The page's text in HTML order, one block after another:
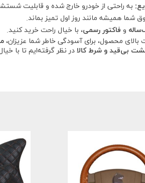
به راحتی از خودرو خارج شده و قابلیت
شما همیشه مانند روز اول تمیز بماند.
و فاکتور رسمی، با خیال راحت خرید کنید.
بالای محصول، برای آسودگی خاطر شما عزیزان،
در نظر گرفته‌ایم تا با